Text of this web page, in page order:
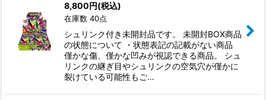
8,800円(税込)
在庫数 40点
シュリンク付き未開封品です。 未開封BOX商品
の状態について ・状態表記の記載がない商品
僅かな傷、僅かな凹みが視認できる商品。 シュ
リンクの継ぎ目やシュリンクの空気穴が僅かに
裂けている可能性もご…